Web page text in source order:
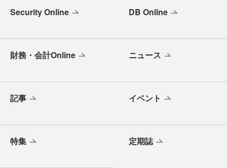
Security Online DB Online
財務・会計Online ニュース
記事 イベント
特集 定期誌